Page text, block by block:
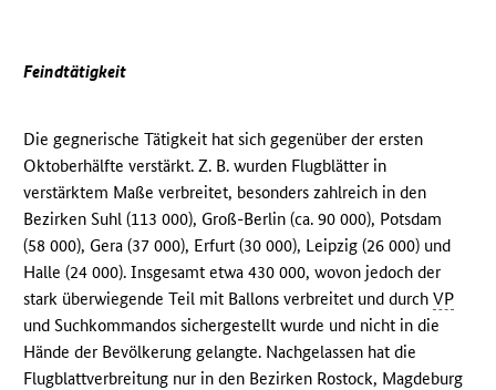
Feindtätigkeit
Die gegnerische Tätigkeit hat sich gegenüber der ersten
Oktoberhälfte verstärkt. Z. B. wurden Flugblätter in
verstärktem Maße verbreitet, besonders zahlreich in den
Bezirken Suhl (113 000), Groß-Berlin (ca. 90 000), Potsdam
(58 000), Gera (37 000), Erfurt (30 000), Leipzig (26 000) und
Halle (24 000). Insgesamt etwa 430 000, wovon jedoch der
stark überwiegende Teil mit Ballons verbreitet und durchVP
und Suchkommandos sichergestellt wurde und nicht in die
Hände der Bevölkerung gelangte. Nachgelassen hat die
Flugblattverbreitung nur in den Bezirken Rostock, Magdeburg